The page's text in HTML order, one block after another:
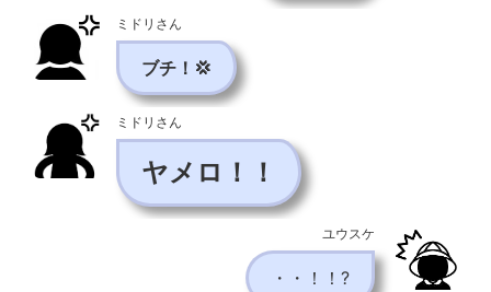
ミドリさん
ブチ！💢
ミドリさん
ヤメロ！！
ユウスケ
・・！！?